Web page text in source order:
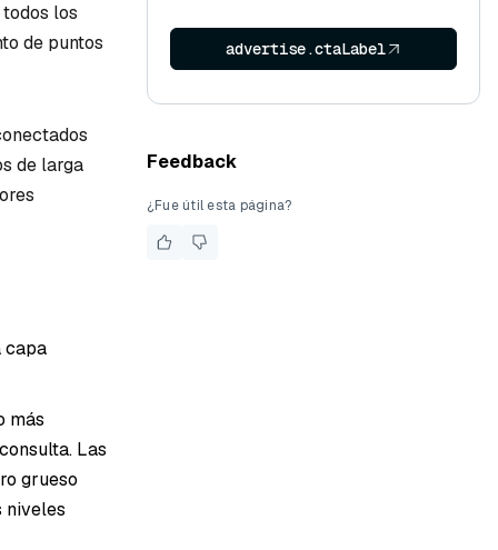
los
de puntos
de larga
capa
más
Las
grueso
niveles
advertise.ctaLabel
Feedback
¿Fue útil esta página?